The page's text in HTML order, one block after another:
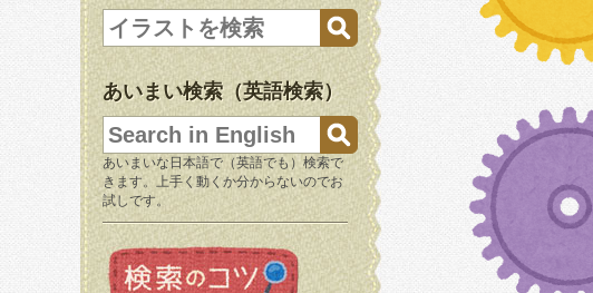
あいまい検索（英語検索）
あいまいな日本語で（英語でも）検索で
きます。上手く動くか分からないのでお
試しです。